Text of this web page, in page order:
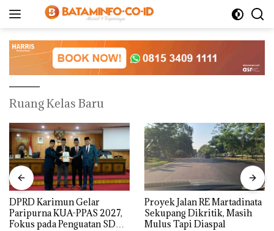
Ruang Kelas Baru
DPRD Karimun Gelar
Paripurna KUA-PPAS 2027,
Fokus pada Penguatan SDM,
Proyek Jalan RE Martadinata
Sekupang Dikritik, Masih
Mulus Tapi Diaspal